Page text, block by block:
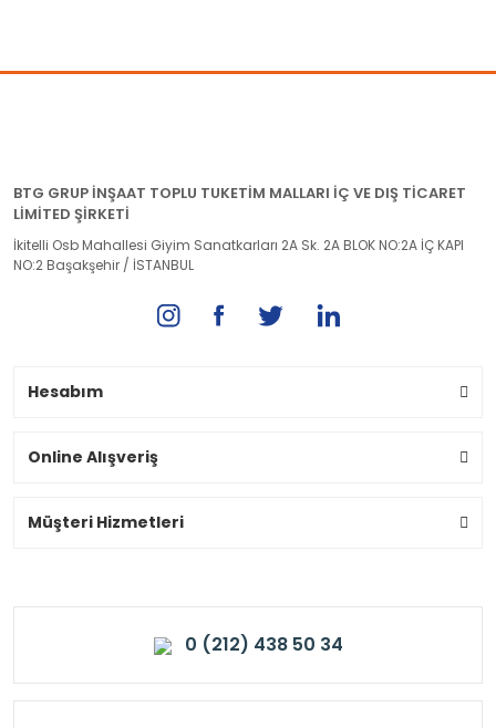
BTG GRUP İNŞAAT TOPLU TUKETİM MALLARI İÇ VE DIŞ TİCARET
LİMİTED ŞİRKETİ
İkitelli Osb Mahallesi Giyim Sanatkarları 2A Sk. 2A BLOK NO:2A İÇ KAPI
NO:2 Başakşehir / İSTANBUL
Hesabım
Online Alışveriş
Müşteri Hizmetleri
0 (212) 438 50 34